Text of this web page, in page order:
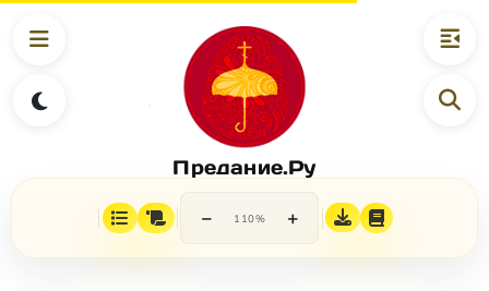
Предание.Ру
− 110% +